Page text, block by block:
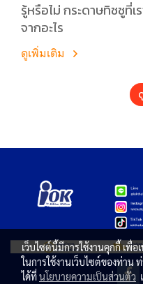
รู้หรือไม่ กระดาษทิชชูที่เ
จากอะไร
ดูเพิ่มเติม
เว็บไซต์นี้มีการใช้งานคุกกี้ เ
ในการใช้งานเว็บไซต์ของท่าน
ได้ที่นโยบายความเป็นส่วนตัว